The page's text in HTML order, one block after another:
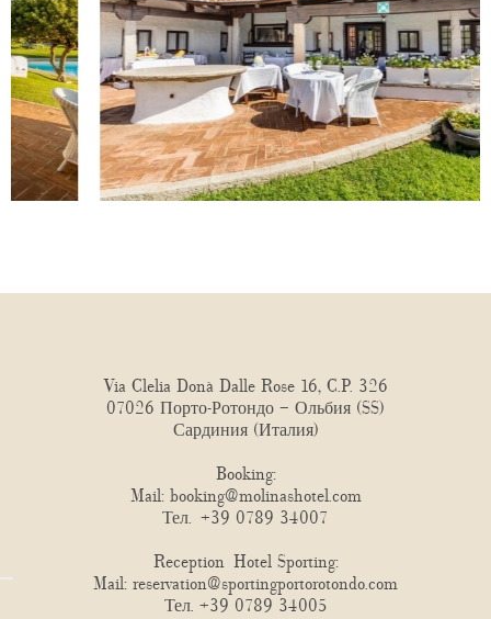
Via Clelia Donà Dalle Rose 16, C.P. 326
07026 Порто-Ротондо – Ольбия (SS)
Сардиния (Италия)
Booking:
Mail: booking@molinashotel.com
Тел. +39 0789 34007
Reception Hotel Sporting:
Mail: reservation@sportingportorotondo.com
Тел. +39 0789 34005